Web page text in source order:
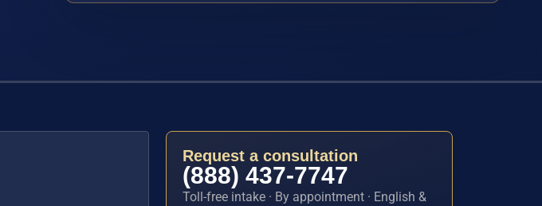
Request a consultation
(888) 437-7747
Toll-free intake · By appointment · English &